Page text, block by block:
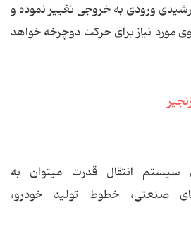
ورودی به خروجی تغییر نموده و
مورد نیاز برای حرکت دوچرخه خواهد
سیستم انتقال قدرت می‏توان به
صنعتی، خطوط تولید خودرو،